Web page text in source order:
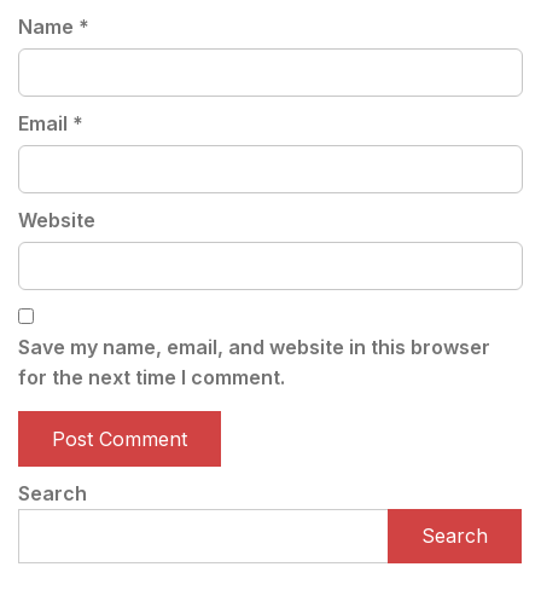
Name *
Email *
Website
Save my name, email, and website in this browser
for the next time I comment.
Search
Search